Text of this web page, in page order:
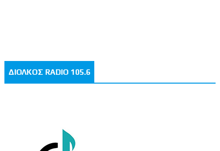
ΔΙΟΛΚΟΣ RADIO 105.6